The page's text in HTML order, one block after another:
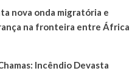
nova onda migratória e
na fronteira entre África
Incêndio Devasta